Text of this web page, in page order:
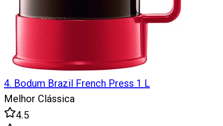
4. Bodum Brazil French Press 1 L
Melhor Clássica
4.5